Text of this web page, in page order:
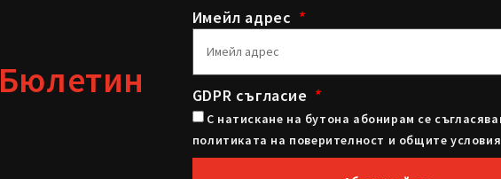
Бюлетин
Имейл адрес
GDPR съгласие
С натискане на бутона абонирам се
политиката на поверителност и общите